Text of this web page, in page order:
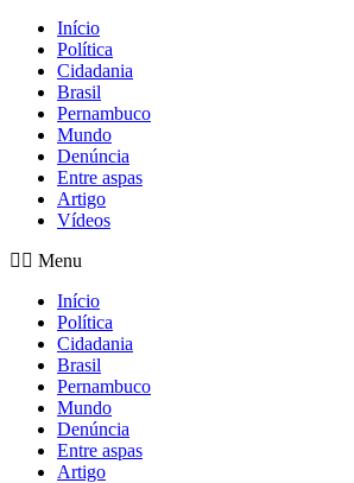
Início
Política
Cidadania
Brasil
Pernambuco
Mundo
Denúncia
Entre aspas
Artigo
Vídeos
Menu
Início
Política
Cidadania
Brasil
Pernambuco
Mundo
Denúncia
Entre aspas
Artigo